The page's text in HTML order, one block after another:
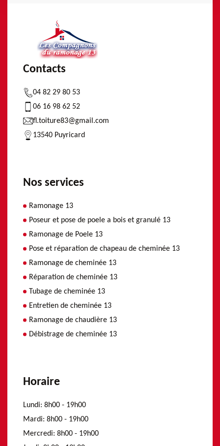
Contacts
04 82 29 80 53
06 16 98 62 52
fl.toiture83@gmail.com
13540 Puyricard
Nos services
Ramonage 13
Poseur et pose de poele a bois et granulé 13
Ramonage de Poele 13
Pose et réparation de chapeau de cheminée 13
Ramonage de cheminée 13
Réparation de cheminée 13
Tubage de cheminée 13
Entretien de cheminée 13
Ramonage de chaudière 13
Débistrage de cheminée 13
Horaire
Lundi: 8h00 - 19h00
Mardi: 8h00 - 19h00
Mercredi: 8h00 - 19h00